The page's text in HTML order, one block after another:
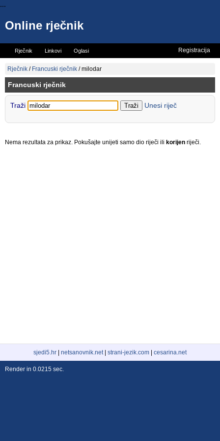
...
Online rječnik
Rječnik Linkovi Oglasi
Vicevi Mini rječnik
Registracija
Rječnik / Francuski rječnik /milodar
Francuski rječnik
Traži Unesi riječ
Nema rezultata za prikaz. Pokušajte unijeti samo dio riječi ili korijen riječi.
sjedi5.hr netsanovnik.net| strani-jezik.com cesarina.net
Render in 0.0215 sec.